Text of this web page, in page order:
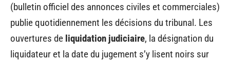
(bulletin officiel des annonces civiles et commerciales)
publie quotidiennement les décisions du tribunal. Les
ouvertures de liquidation judiciaire, la désignation du
liquidateur et la date du jugement s’y lisent noirs sur